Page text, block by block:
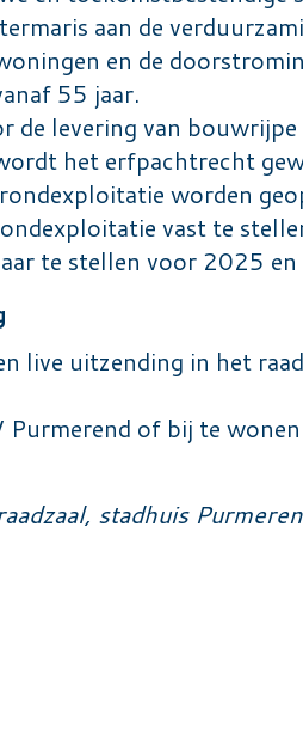
aan de
en de
55 jaar.
de levering van bouwrijpe
het erfpachtrecht
worden
vast te
te stellen voor 2025
live uitzending in het
Purmerend of bij te
stadhuis